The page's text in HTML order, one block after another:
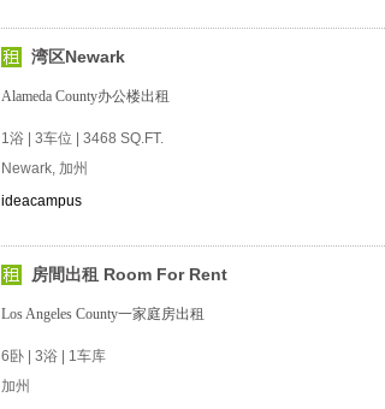
湾区Newark
Alameda County办公楼出租
1浴 | 3车位 | 3468 SQ.FT.
Newark, 加州
ideacampus
房間出租 Room For Rent
Los Angeles County一家庭房出租
6卧 | 3浴 | 1车库
加州